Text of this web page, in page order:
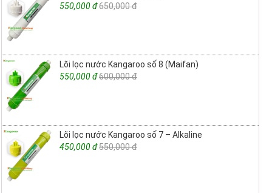
550,000 đ650,000 đ
Lõi lọc nước Kangaroo số 8 (Maifan)
550,000 đ600,000 đ
Lõi lọc nước Kangaroo số 7 – Alkaline
450,000 đ550,000 đ